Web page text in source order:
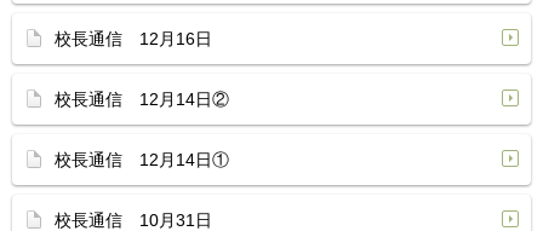
校長通信 12月16日
校長通信 12月14日②
校長通信 12月14日①
校長通信 10月31日